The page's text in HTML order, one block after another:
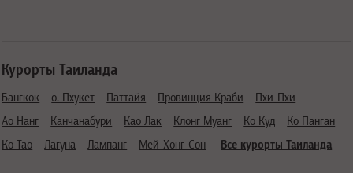
Курорты Таиланда
Бангкок о. Пхукет Паттайя Провинция Краби
Пхи-Пхи
Ао Нанг
Канчанабури Као Лак Клонг Муанг Ко Куд
Ко Панган
Ко Тао
Лагуна Лампанг Мей-Хонг-Сон Все курорты Таиланда